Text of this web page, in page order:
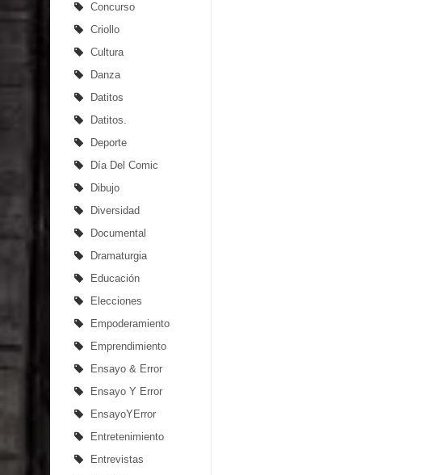
Concurso
Criollo
Cultura
Danza
Datitos
Datitos.
Deporte
Día Del Comic
Dibujo
Diversidad
Documental
Dramaturgia
Educación
Elecciones
Empoderamiento
Emprendimiento
Ensayo & Error
Ensayo Y Error
EnsayoYError
Entretenimiento
Entrevistas